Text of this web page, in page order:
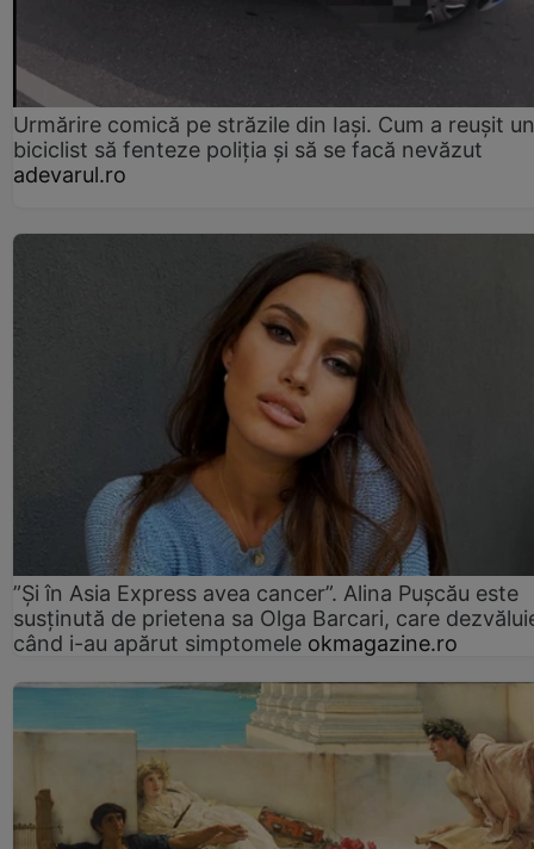
Urmărire comică pe străzile din Iași. Cum a reușit un
biciclist să fenteze poliția și să se facă nevăzut
adevarul.ro
”Și în Asia Express avea cancer”. Alina Pușcău este
susținută de prietena sa Olga Barcari, care
când i-au apărut simptomele okmagazine.ro